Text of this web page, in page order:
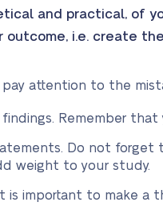
and practical, of
outcome, i.e. create
attention to the
Remember
Do not
weight to your study.
is important to make